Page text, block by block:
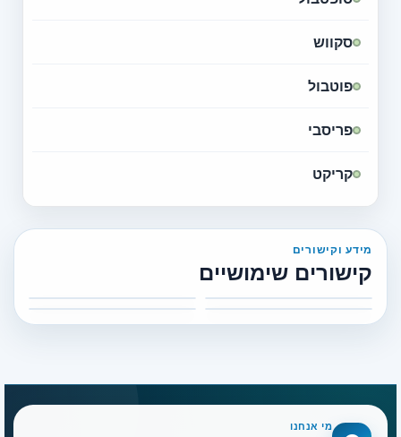
סקווש
פוטבול
פריסבי
קריקט
מידע וקישורים
קישורים שימושיים
מי אנחנו